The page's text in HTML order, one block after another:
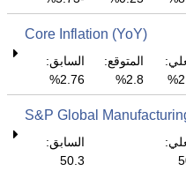
Core Inflation (YoY)
المتوقع:
2.8%
السابق:
2.76%
S&P Global
السابق:
50.3